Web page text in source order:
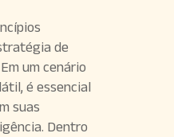
de
um cenário
é essencial
suas
Dentro